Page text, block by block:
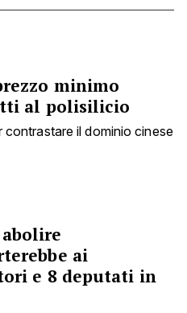
minimo
al polisilicio
il dominio cinese
ai
e 8 deputati in